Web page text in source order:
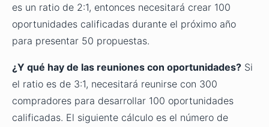
es un ratio de 2:1, entonces necesitará crear 100
oportunidades calificadas durante el próximo año
para presentar 50 propuestas.
¿Y qué hay de las reuniones con oportunidades? Si
el ratio es de 3:1, necesitará reunirse con 300
compradores para desarrollar 100 oportunidades
calificadas. El siguiente cálculo es el número de